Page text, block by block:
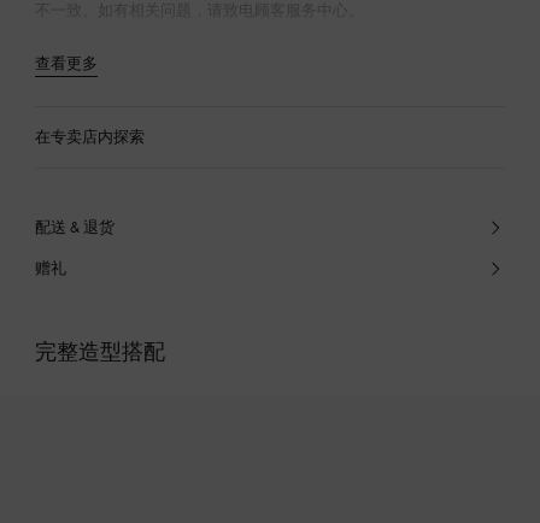
不一致。如有相关问题，请致电顾客服务中心。
查看更多
在专卖店内探索
配送 & 退货
赠礼
完整造型搭配